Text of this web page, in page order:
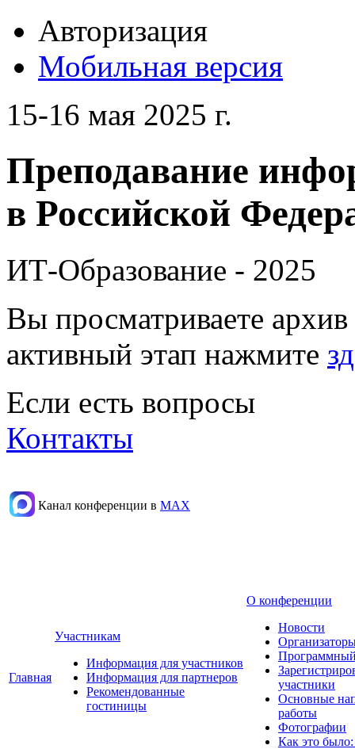
Авторизация
Мобильная версия
15-16 мая 2025 г.
Преподавание
в Российской
ИТ-Образование - 2025
Вы просматриваете
активный этап нажмите
Если есть вопросы
Контакты
Канал конференции в МАХ
Главная
Участникам
Информация для участников
Информация для партнеров
Рекомендованные
гостиницы
О конференции
Новости
участники
Основные
работы
Фотографии
Как это